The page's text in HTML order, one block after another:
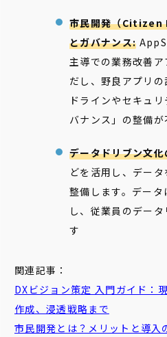
市民開発（
とガバナンス:
主導での業務改善
だし、野良アプリ
ドラインやセキュ
バナンス」の整備が
データドリブン文
どを活用し、デー
整備します。デー
し、従業員のデー
す
関連記事：
DXビジョン策定 入門ガイド：
作成、浸透戦略まで
市民開発とは？メリットと導入